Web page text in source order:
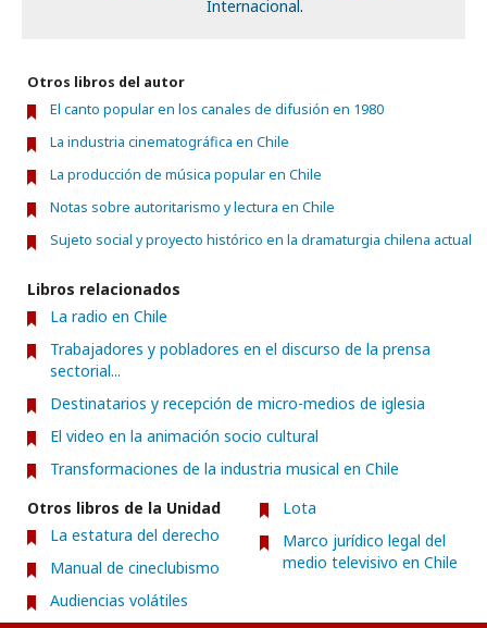
Internacional.
Otros libros del autor
El canto popular en los canales de difusión en 1980
La industria cinematográfica en Chile
La producción de música popular en Chile
Notas sobre autoritarismo y lectura en Chile
Sujeto social y proyecto histórico en la dramaturgia chilena actual
Libros relacionados
La radio en Chile
Trabajadores y pobladores en el discurso de la prensa
sectorial...
Destinatarios y recepción de micro-medios de iglesia
El video en la animación socio cultural
Transformaciones de la industria musical en Chile
Otros libros de la Unidad
La estatura del derecho
Manual de cineclubismo
Audiencias volátiles
Lota
Marco jurídico legal del
medio televisivo en Chile